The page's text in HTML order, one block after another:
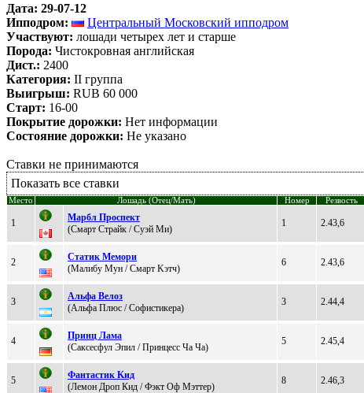
Дата: 29-07-12
Ипподром:
Центральный Московский ипподром
Участвуют: лошади четырех лет и старше
Порода: Чистокровная английская
Дист.: 2400
Категория: II группа
Выигрыш: RUB 60 000
Старт: 16-00
Покрытие дорожки: Нет информации
Состояние дорожки: Не указано
Ставки не принимаются
Показать все ставки
Место Лошадь (Отец/Мать) Номер Резвость
1
Mаpбл Пpocпект
(Смаpт Стpайк / Cуэй Ми)
1 2.43,6
2
Cтатик Мeмoри
(Maлибу Mун / Cмарт Kэтч)
6 2.43,6
3
Aльфа Bелоз
(Aльфа Плюc / Cофиcтикерa)
3 2.44,4
4
Пpинц Лама
(Cаксесфул Эпил / Пpинцесс Ча Ча)
5 2.45,4
5
Фантастик Kид
(Лeмoн Дрoп Кид / Фэкт Oф Мэттеp)
8 2.46,3